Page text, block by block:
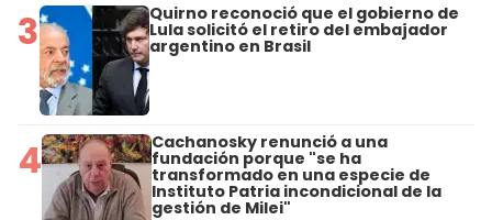
3 Quirno reconoció que el gobierno de
Lula solicitó el retiro del embajador
argentino en Brasil
4 Cachanosky renunció a una
fundación porque "se ha
transformado en una especie de
Instituto Patria incondicional de la
gestión de Milei"